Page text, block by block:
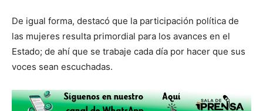
De igual forma, destacó que la participación política de
las mujeres resulta primordial para los avances en el
Estado; de ahí que se trabaje cada día por hacer que sus
voces sean escuchadas.